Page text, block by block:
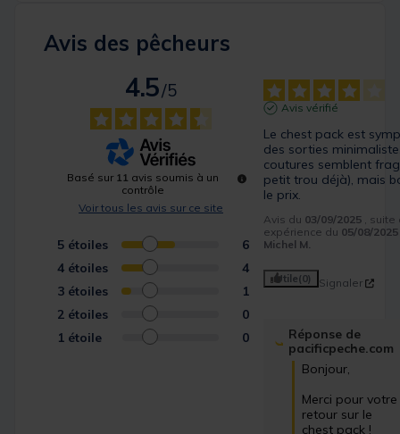
Avis des pêcheurs
4.5
/5
Basé sur 11 avis soumis à un
contrôle
Voir tous les avis sur ce site
5 étoiles
6
4 étoiles
4
3 étoiles
1
2 étoiles
0
1 étoile 0
Avis vérifié
Le chest pack est
des sorties
coutures semblent
petit trou déjà), mais
le prix.
Avis du 03/09/2025 , suite
expérience du 05/08/2025
Michel M.
Utile(0) Signaler
Réponse de
pacificpeche.com
Bonjour,
Merci pour votre
retour sur le
chest pack !